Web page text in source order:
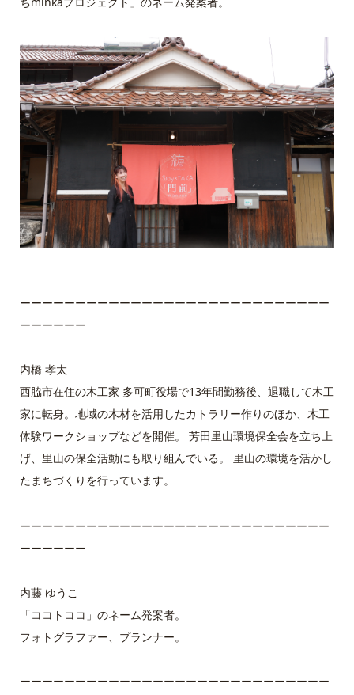
ーーーーーーーーーーーーーーーーーーーーーーーーーーーー
ーーーーーー
内橋 孝太
西脇市在住の木工家 多可町役場で13年間勤務後、退職して木工
家に転身。地域の木材を活用したカトラリー作りのほか、木工
体験ワークショップなどを開催。 芳田里山環境保全会を立ち上
げ、里山の保全活動にも取り組んでいる。 里山の環境を活かし
たまちづくりを行っています。
ーーーーーーーーーーーーーーーーーーーーーーーーーーーー
ーーーーーー
内藤 ゆうこ
「ココトココ」のネーム発案者。
フォトグラファー、プランナー。
ーーーーーーーーーーーーーーーーーーーーーーーーーーーー